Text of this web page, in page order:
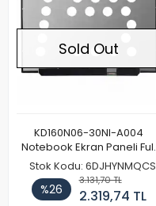
Sold Out
KD160N06-30NI-A004
Notebook Ekran Paneli Full
HD
Stok Kodu: 6DJHYNMQCS
%26
3.131,70 TL
2.319,74 TL